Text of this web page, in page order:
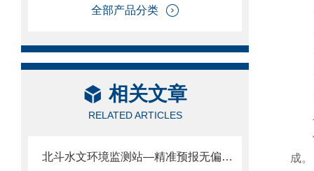
全部产品分类
相关文章
RELATED ARTICLES
北斗水文环境监测站—精准预报无偏差，无信号区数据采集传输稳无忧。
供
成。